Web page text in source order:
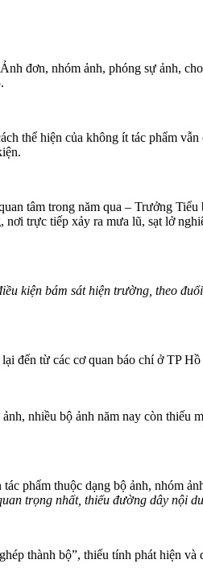
đơn, nhóm ảnh, phóng sự ảnh,
thể hiện của không ít tác phẩm
tâm trong năm qua – Trưởng
trực tiếp xảy ra mưa lũ, sạt lở
kiện bám sát hiện trường, theo
đến từ các cơ quan báo chí ở TP
nhiều bộ ảnh năm nay còn thiếu
phẩm thuộc dạng bộ ảnh, nhóm
trọng nhất, thiếu đường dây nội
thành bộ”, thiếu tính phát hiện